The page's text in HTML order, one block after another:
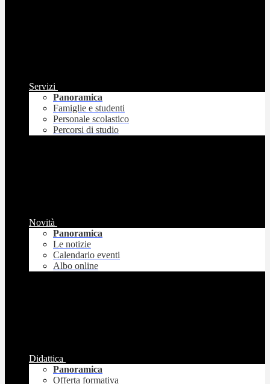
Servizi
Panoramica
Famiglie e studenti
Personale scolastico
Percorsi di studio
Novità
Panoramica
Le notizie
Calendario eventi
Albo online
Didattica
Panoramica
Offerta formativa